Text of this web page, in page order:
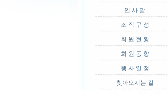
인 사 말
조 직 구 성
회 원 현 황
회 원 동 향
행 사 일 정
찾아오시는 길